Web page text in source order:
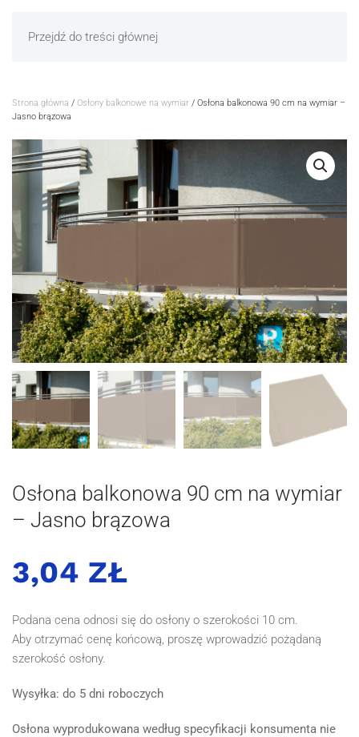
Przejdź do treści głównej
Strona główna / Osłony balkonowe na wymiar / Osłona balkonowa 90 cm na wymiar –
Jasno brązowa
Osłona balkonowa 90 cm na wymiar
– Jasno brązowa
3,04 ZŁ
Podana cena odnosi się do osłony o szerokości 10 cm.
Aby otrzymać cenę końcową, proszę wprowadzić pożądaną
szerokość osłony.
Wysyłka: do 5 dni roboczych
Osłona wyprodukowana według specyfikacji konsumenta nie